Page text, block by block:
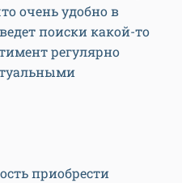
очень удобно в
поиски какой-то
регулярно
приобрести